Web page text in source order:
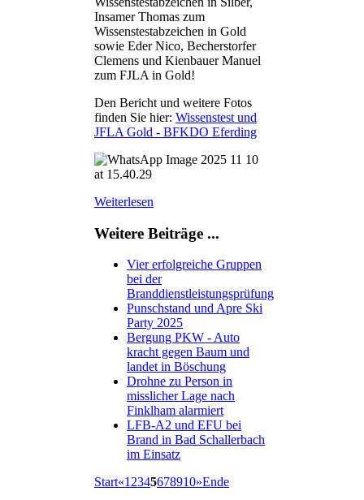
Insamer Thomas zum
Wissenstestabzeichen in Gold
sowie Eder Nico, Becherstorfer
Clemens und Kienbauer Manuel
zum FJLA in Gold!
Den Bericht und weitere Fotos
finden Sie hier: Wissenstest und
JFLA Gold - BFKDO Eferding
Weiterlesen
Weitere Beiträge ...
Vier erfolgreiche Gruppen
bei der
Branddienstleistungsprüfung
Punschstand und Apre Ski
Party 2025
Bergung PKW - Auto
kracht gegen Baum und
landet in Böschung
Drohne zu Person in
misslicher Lage nach
Finklham alarmiert
LFB-A2 und EFU bei
Brand in Bad Schallerbach
im Einsatz
Start«1 2345678910»Ende